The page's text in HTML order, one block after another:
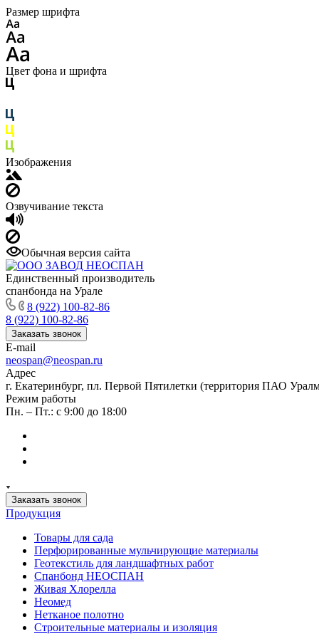
Размер шрифта
Цвет фона и шрифта
Изображения
Озвучивание текста
Обычная версия сайта
Единственный производитель
спанбонда на Урале
8 (922) 100-82-86
8 (922) 100-82-86
Заказать звонок
E-mail
neospan@neospan.ru
Адрес
г. Екатеринбург, пл. Первой Пятилетки (территория ПАО
Режим работы
Пн. – Пт.: с 9:00 до 18:00
Заказать звонок
Продукция
Товары для сада
Перфорированные мульчирующие материалы
Геотекстиль для ландшафтных работ
Спанбонд НЕОСПАН
Живая Хлорелла
Нeомед
Нетканое полотно
Строительные материалы и изоляция